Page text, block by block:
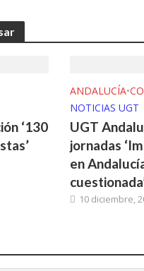
‘130
ANDALUCÍA•
NOTICIAS UGT
UGT
jornadas
en
10 diciembre,